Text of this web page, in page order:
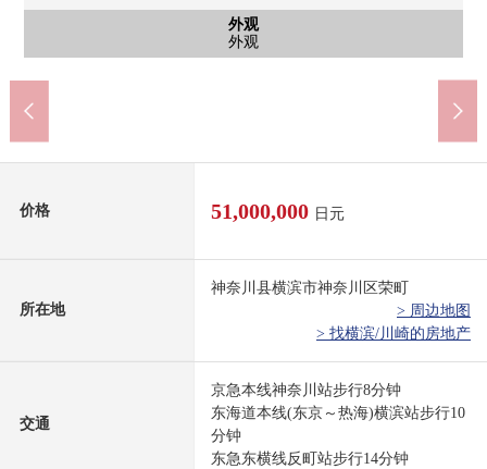
外观
外观
其他当地
当地
共有部分
自行车停放处，摩托车场地
入口
入口
外观
外观
外观
外观
外观
外观
神奈川站(京急本线)(约590m)
步行8分钟。
横滨站(各JR、私营铁路线)(约760m)
步行10分钟。
反町站(东急电铁东横线)(约1100m)
步行14分钟。
Mybasket横滨Portside店(约210m)
步行3分钟。
7-Eleven横滨Portside Place店(约290m)
步行4分钟。
横滨Portside里面的邮局(约230m)
步行3分钟。
横滨市立幸谷小学(约510m)
步行7分钟。
横滨市立栗田谷中学(约1640m)
步行21分钟。
Portside公园(约130m)
步行2分钟。
价格 51,000,000 日元
所在地
神奈川县横滨市神奈川区荣町
> 周边地图
> 找横滨/川崎的房地产
交通
京急本线神奈川站步行8分钟
东海道本线(东京～热海)横滨站步行10
分钟
东急东横线反町站步行14分钟